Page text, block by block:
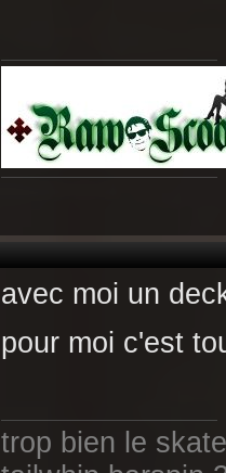
avec moi un
pour moi c'est
trop bien le